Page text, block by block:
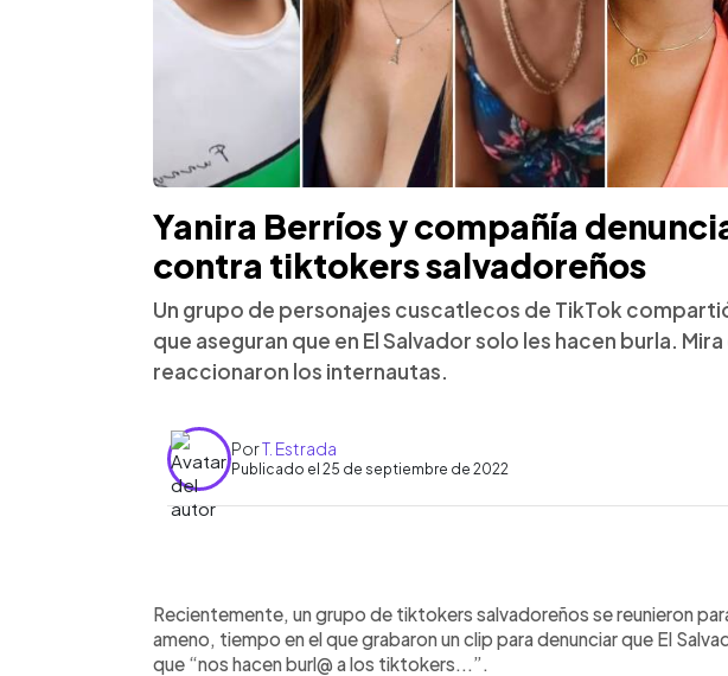
Yanira Berríos y compañía
contra tiktokers salvadoreños
Un grupo de personajes cuscatlecos de TikTok
que aseguran que en El Salvador solo les hacen burla.
reaccionaron los internautas.
PorT. Estrada
Publicado el 25 de septiembre de 2022
Escuchar artículo
Recientemente, un grupo de tiktokers salvadoreños se reunieron
ameno, tiempo en el que grabaron un clip para denunciar que El
que “nos hacen burl@ a los tiktokers...”.